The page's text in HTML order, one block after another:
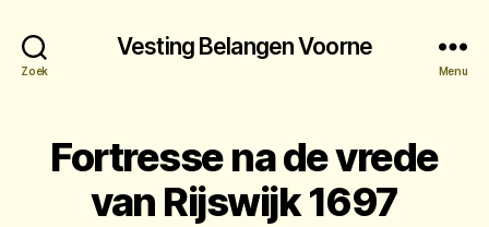
Zoek
Vesting Belangen Voorne
Menu
Fortresse na de vrede
van Rijswijk 1697